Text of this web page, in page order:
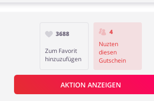
3688
Zum Favorit
hinzuzufügen
4
Nuzten
diesen
Gutschein
AKTION ANZEIGEN